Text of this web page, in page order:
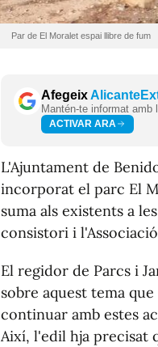
Par de El Moralet espai llibre de fum
Afegeix
Mantén-te informat
ACTIVAR ARA
L'Ajuntament de
incorporat el parc El
suma als existents a
consistori i
El regidor de Parcs i
sobre aquest tema
continuar amb estes
Així, l'edil hja precisat